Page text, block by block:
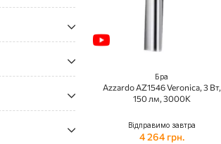
Бра
Azzardo AZ1546 Veronica, 3 Вт,
150 лм, 3000K
Відправимо завтра
4 264 грн.